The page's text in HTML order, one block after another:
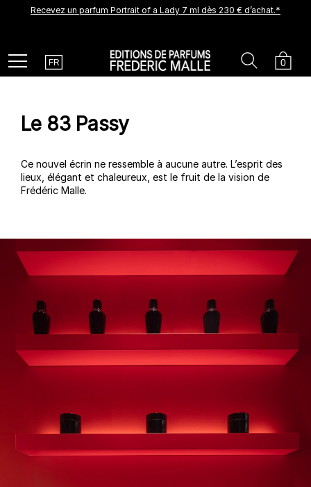
Une nouvelle création arrive prochainement. Soyez parmi les
Recevez un parfum Portrait of a Lady 7 ml dès 230 € d’achat.*
Menu Country
FR Cart
0
Search
Le 83 Passy
Ce nouvel écrin ne ressemble à aucune autre. L’esprit des
lieux, élégant et chaleureux, est le fruit de la vision de
Frédéric Malle.